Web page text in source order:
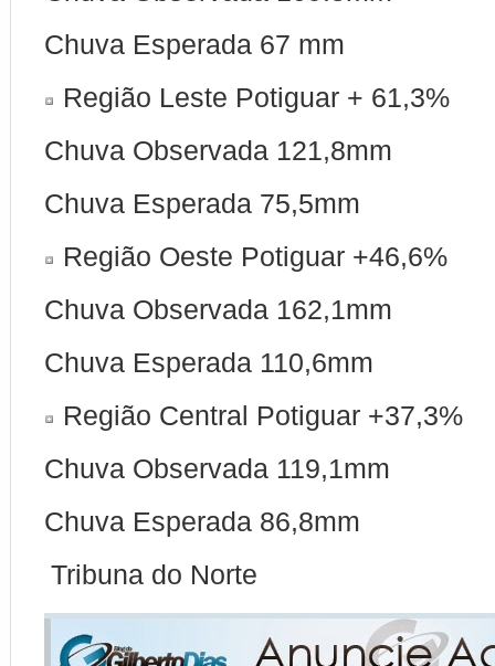
Chuva Esperada 67 mm
Região Leste Potiguar + 61,3%
Chuva Observada 121,8mm
Chuva Esperada 75,5mm
Região Oeste Potiguar +46,6%
Chuva Observada 162,1mm
Chuva Esperada 110,6mm
Região Central Potiguar +37,3%
Chuva Observada 119,1mm
Chuva Esperada 86,8mm
Tribuna do Norte